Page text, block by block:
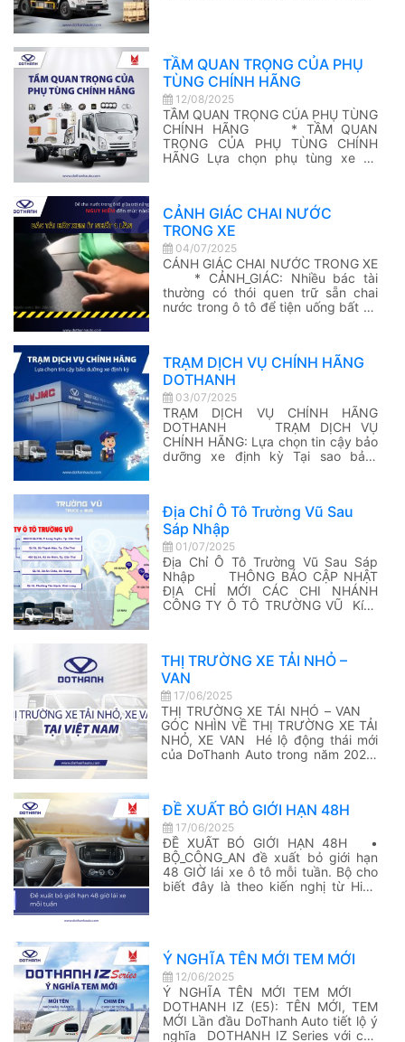
TẦM QUAN TRỌNG CỦA PHỤ
TÙNG CHÍNH HÃNG
12/08/2025
TẦM QUAN TRỌNG CỦA PHỤ TÙNG
CHÍNH HÃNG * TẦM QUAN
TRỌNG CỦA PHỤ TÙNG CHÍNH
HÃNG Lựa chọn phụ tùng xe tải
ích kéo theo có thể nhiều hơn bạn
nghĩ: – Duy trì hiệu suất hoạt […]
CẢNH GIÁC CHAI NƯỚC
TRONG XE
04/07/2025
CẢNH GIÁC CHAI NƯỚC TRONG XE
* CẢNH_GIÁC: Nhiều bác tài
thường có thói quen trữ sẵn chai
nước trong ô tô để tiện uống bất kỳ
động này lại tiềm ẩn nguy cơ dẫn
đến cháy xe. […]
TRẠM DỊCH VỤ CHÍNH HÃNG
DOTHANH
03/07/2025
TRẠM DỊCH VỤ CHÍNH HÃNG
DOTHANH TRẠM DỊCH VỤ
CHÍNH HÃNG: Lựa chọn tin cậy bảo
dưỡng xe định kỳ Tại sao bảo-
quyền và liên kết chính thức của
DoThanh Auto? Đây là lý do: – KTV
chuyên môn cao, […]
Địa Chỉ Ô Tô Trường Vũ Sau
Sáp Nhập
01/07/2025
Địa Chỉ Ô Tô Trường Vũ Sau Sáp
Nhập THÔNG BÁO CẬP NHẬT
ĐỊA CHỈ MỚI CÁC CHI NHÁNH
CÔNG TY Ô TÔ TRƯỜNG VŨ Kính
giới hành chính mới của địa phương,
Công Ty Ô Tô Trường […]
THỊ TRƯỜNG XE TẢI NHỎ –
VAN
17/06/2025
THỊ TRƯỜNG XE TẢI NHỎ – VAN
GÓC NHÌN VỀ THỊ TRƯỜNG XE TẢI
NHỎ, XE VAN Hé lộ động thái mới
của DoThanh Auto trong năm 2025:
chi tiết tại:
https://www.dothanhauto.com/tong-
quan-thi-truong-xe-tai-nho-xe-van-
tai-viet-nam
════════════════════ 𝐂𝐨̂𝐧𝐠
𝐓𝐲 𝐓𝐫𝐮̛𝐨̛̀𝐧𝐠 𝐕𝐮̃ 𝐀𝐔𝐓𝐎 – Đại […]
ĐỀ XUẤT BỎ GIỚI HẠN 48H
17/06/2025
ĐỀ XUẤT BỎ GIỚI HẠN 48H •
BỘ_CÔNG_AN đề xuất bỏ giới hạn
48 GIỜ lái xe ô tô mỗi tuần. Bộ cho
biết đây là theo kiến nghị từ Hiệp
Ý NGHĨA TÊN MỚI TEM MỚI
12/06/2025
Ý NGHĨA TÊN MỚI TEM MỚI
DOTHANH IZ (E5): TÊN MỚI, TEM
MỚI Lần đầu DoThanh Auto tiết lộ ý
nghĩa DOTHANH IZ Series với các